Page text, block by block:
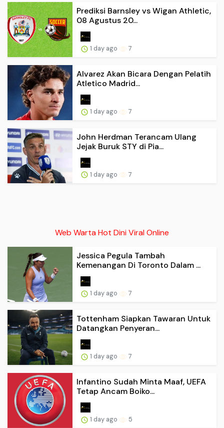
Prediksi Barnsley vs Wigan Athletic,
08 Agustus 20...
1 day ago 7
Alvarez Akan Bicara Dengan Pelatih
Atletico Madrid...
1 day ago 7
John Herdman Terancam Ulang
Jejak Buruk STY di Pia...
1 day ago 7
Web Warta Hot Dini Viral Online
Jessica Pegula Tambah
Kemenangan Di Toronto Dalam ...
1 day ago 7
Tottenham Siapkan Tawaran Untuk
Datangkan Penyeran...
1 day ago 7
Infantino Sudah Minta Maaf, UEFA
Tetap Ancam Boiko...
1 day ago 5